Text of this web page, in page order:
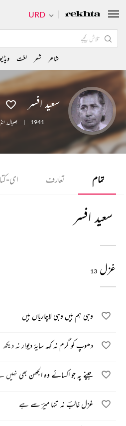
سعید افسر
1941
| بھوپال,
تمام تعارف ای-
سعید افسر
غزل 13
وہی ہم ہیں وہی لاچاریاں ہیں
دھوپ کو گرم نہ کہہ سایۂ دیوار نہ دیکھ
جینے پہ جو اکسائے وہ الجھن بھی نہیں
غزل غالبؔ نہ تنہا میرؔ سے ہے
URD
شاعر شعر لغت ویڈیو